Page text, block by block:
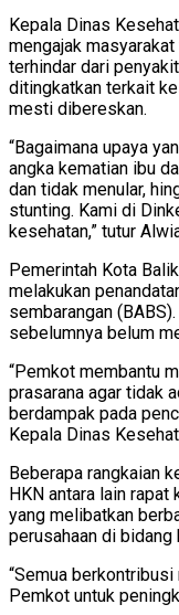
Kepala Dinas
mengajak
terhindar dari
ditingkatkan terkait
mesti dibereskan.
“Bagaimana upaya
angka kematian ibu
dan tidak menular,
stunting. Kami di
kesehatan,” tutur
Pemerintah Kota
melakukan
sembarangan
sebelumnya belum
“Pemkot membantu
prasarana agar tidak
berdampak pada
Kepala Dinas
Beberapa rangkaian
HKN antara lain rapat
yang melibatkan
perusahaan di
“Semua
Pemkot untuk